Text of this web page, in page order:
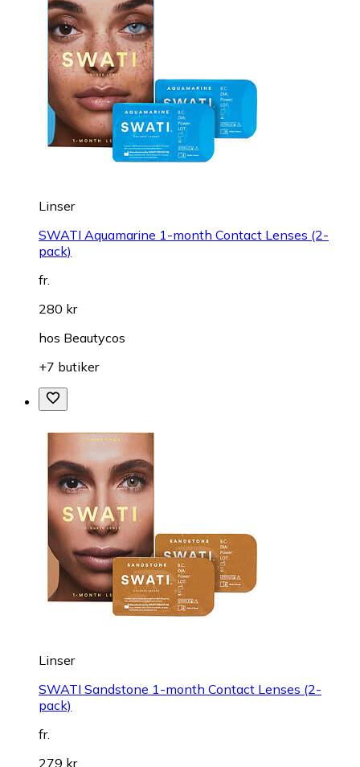
Linser
SWATI Aquamarine 1-month Contact Lenses (2-
pack)
fr.
280 kr
hos Beautycos
+7 butiker
Linser
SWATI Sandstone 1-month Contact Lenses (2-
pack)
fr.
279 kr